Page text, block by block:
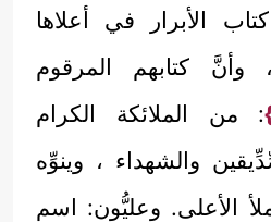
الأبرار في أعلاها
وأنَّ كتابهم المرقوم
: من الملائكة الكرام
والشهداء ، وينوِّه
الأعلى. وعليُّون: اسم